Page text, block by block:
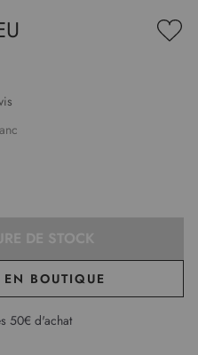
à
première taille
EN BOUTIQUE
50€ d'achat